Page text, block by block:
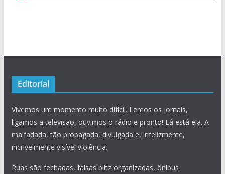
Editorial
Vivemos um momento muito difícil. Lemos os jornais,
ligamos a televisão, ouvimos o rádio e pronto! Lá está ela. A
malfadada, tão propagada, divulgada e, infelizmente,
incrivelmente visível violência.
Ruas são fechadas, falsas blitz organizadas, ônibus